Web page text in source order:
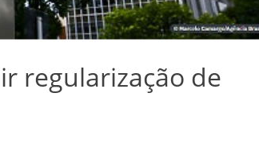
regularização de